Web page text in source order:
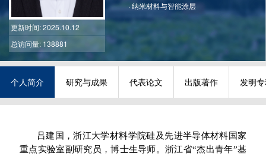
更新时间: 2025.10.12
总访问量: 138881
·纳米材料与智能涂层
个人简介 研究与成果 代表论文 出版著作 发明
吕建国，浙江大学材料学院硅及先进半导体材料国家
重点实验室副研究员，博士生导师。浙江省“杰出青年”基